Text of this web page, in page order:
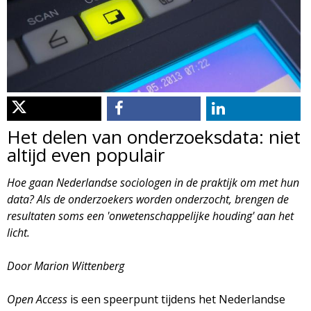
o
l
o
g
i
e
M
a
m
e
n
u
Het delen van onderzoeksdata: niet
altijd even populair
Hoe gaan Nederlandse sociologen in de praktijk om met hun
data? Als de onderzoekers worden onderzocht, brengen de
resultaten soms een 'onwetenschappelijke houding' aan het
licht.
Door Marion Wittenberg
Open Access is een speerpunt tijdens het Nederlandse